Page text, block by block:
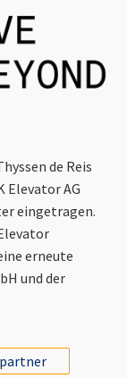
de Reis
Elevator AG
eingetragen.
erneute
und der